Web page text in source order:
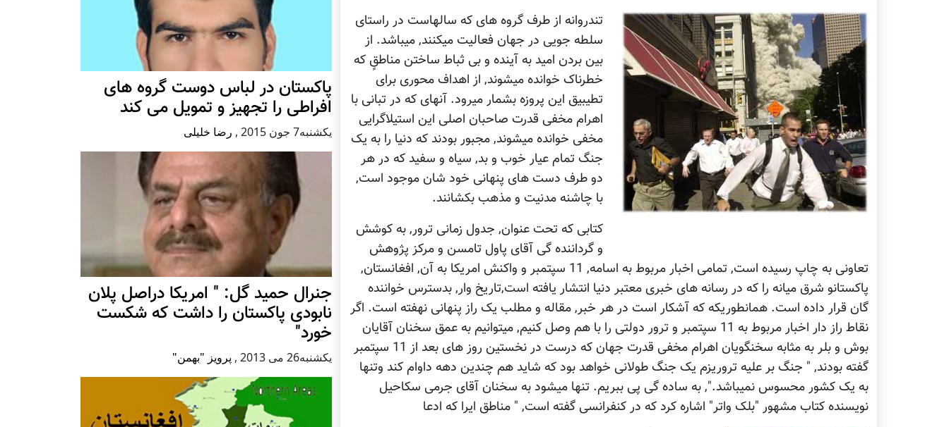
تندروانه از طرف گروه های که سالهاست در راستای
سلطه جویی در جهان فعالیت میکنند, میباشد. از
بین بردن امید به آینده و بی ثباط ساختن مناطقٍ که
خطرناک خوانده میشوند, از اهداف محوری برای
تطیبیق این پروزه بشمار میرود. آنهای که در تبانی با
اهرام مخفی قدرت صاحبان اصلی این استیلاگرایی
مخفی خوانده میشوند, مجبور بودند که دنیا را به یک
جنگ تمام عیار خوب و بد, سیاه و سفید که در هر
دو طرف دست های پنهانی خود شان موجود است,
با چاشنه مدنیت و مذهب بکشانند.
کتابی که تحت عنوان, جدول زمانی ترور, به کوشش
و گرداننده گی آقای پاول تامسن و مرکز پژوهش
تعاونی به چاپ رسیده است, تمامی اخبار مربوط به اسامه, 11 سپتمبر و واکنش امریکا به آن, افغانستان,
پاکستانو شرق میانه را که در رسانه های خبری معتبر دنیا انتشار یافته است,تاریخ وار, بدسترس خواننده
گان قرار داده است. همانطوریکه که آشکار است در هر خبر, مقاله و مطلب یک راز پنهانی نهفته است. اگر
نقاط راز دار اخبار مربوط به 11 سپتمبر و ترور دولتی را با هم وصل کنیم, میتوانیم به عمق سخنان آقایان
بوش و بلر به مثابه سخنگویان اهرام مخفی قدرت جهان که درست در نخستین روز های بعد از 11 سپتمبر
گفته بودند, " جنگ بر علیه تروریزم یک جنگ طولانی خواهد بود که شاید هم چندین دهه داوام کند وتنها
به یک کشور محسوس نمیباشد.", به ساده گی پی ببریم. تنها میشود به سخنان آقای جرمی سکاحیل
نویسنده کتاب مشهور "بلک واتر" اشاره کرد که در کنفرانسی گفته است, " مناطق ایرا که ادعا
پاکستان در لباس دوست گروه های
افراطی را تجهیز و تمویل می کند
يكشنبه7 جون 2015 , رضا خلیلی
جنرال حمید گل: " امریکا دراصل پلان
نابودی پاکستان را داشت که شکست
خورد"
يكشنبه26 می 2013 , پرویز "بهمن"